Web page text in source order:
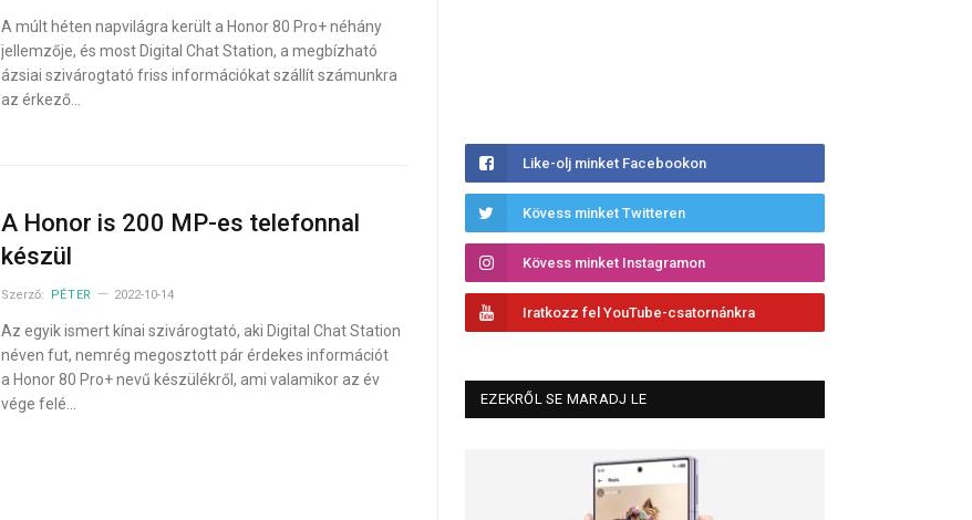
A múlt héten napvilágra került a Honor 80 Pro+ néhány
jellemzője, és most Digital Chat Station, a megbízható
ázsiai szivárogtató friss információkat szállít számunkra
az érkező…
A Honor is 200 MP-es telefonnal
készül
Szerző: PÉTER 2022-10-14
Az egyik ismert kínai szivárogtató, aki Digital Chat Station
néven fut, nemrég megosztott pár érdekes információt
a Honor 80 Pro+ nevű készülékről, ami valamikor az év
vége felé…
Like-olj minket Facebookon
Kövess minket Twitteren
Kövess minket Instagramon
Iratkozz fel YouTube-csatornánkra
EZEKRŐL SE MARADJ LE